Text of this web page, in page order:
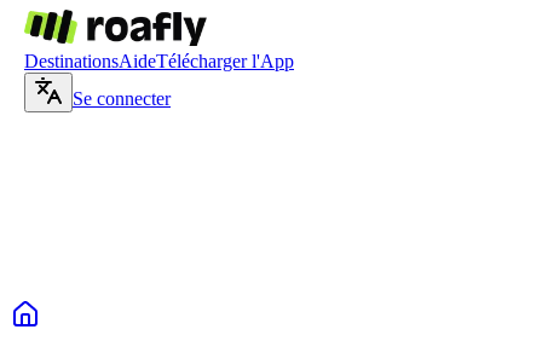
DestinationsAideTélécharger l'App
Se connecter